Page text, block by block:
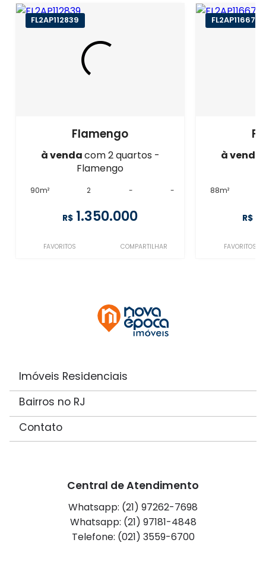
FL2AP112839
Flamengo
à vendacom 2 quartos -
Flamengo
90m² 2 - -
R$ 1.350.000
FAVORITOS COMPARTILHAR
FL2AP116675
à venda
88m²
R$
FAVORITOS
Imóveis Residenciais
Bairros no RJ
Contato
Central de Atendimento
Whatsapp: (21) 97262-7698
Whatsapp: (21) 97181-4848
Telefone: (021) 3559-6700